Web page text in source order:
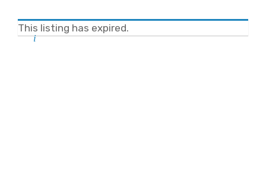
This listing has expired.